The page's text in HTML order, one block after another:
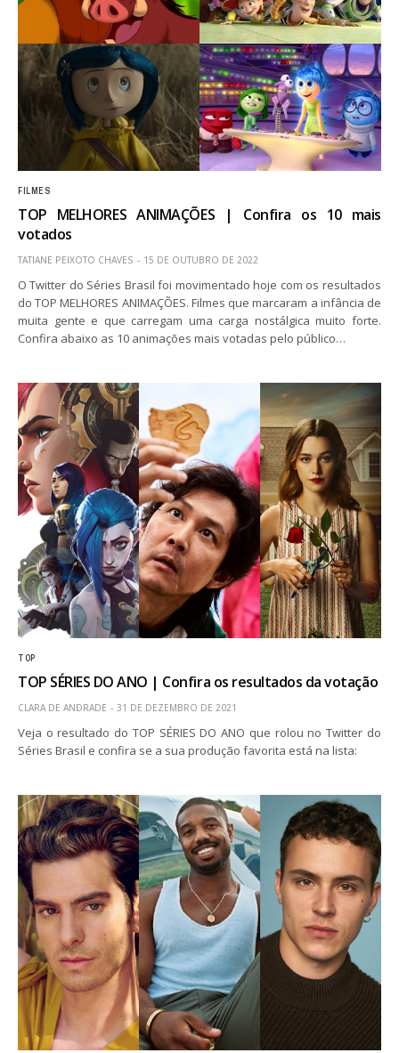
FILMES
TOP MELHORES ANIMAÇÕES | Confira os 10 mais
votados
TATIANE PEIXOTO CHAVES 15 DE OUTUBRO DE 2022
O Twitter do Séries Brasil foi movimentado hoje com os resultados
do TOP MELHORES ANIMAÇÕES. Filmes que marcaram a infância de
muita gente e que carregam uma carga nostálgica muito forte.
Confira abaixo as 10 animações mais votadas pelo público…
TOP
TOP SÉRIES DO ANO | Confira os resultados da votação
CLARA DE ANDRADE 31 DE DEZEMBRO DE 2021
Veja o resultado do TOP SÉRIES DO ANO que rolou no Twitter do
Séries Brasil e confira se a sua produção favorita está na lista: